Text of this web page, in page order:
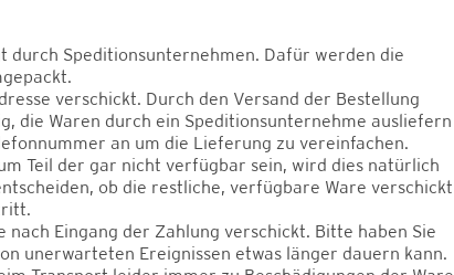
Speditionsunternehmen. Dafür werden die
verschickt. Durch den Versand der Bestellung
die Waren durch ein Speditionsunternehme ausliefern
an um die Lieferung zu vereinfachen.
Teil der gar nicht verfügbar sein, wird dies natürlich
ob die restliche, verfügbare Ware verschickt
Eingang der Zahlung verschickt. Bitte haben Sie
unerwarteten Ereignissen etwas länger dauern kann.